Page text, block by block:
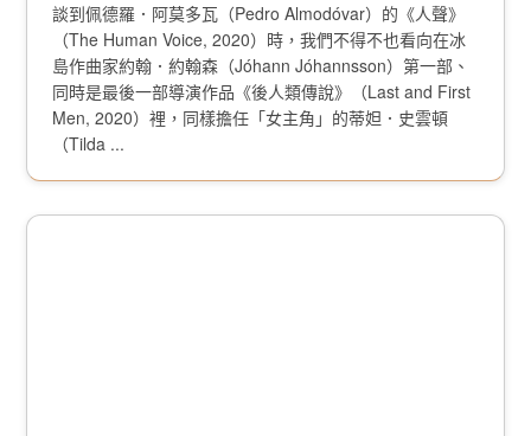
談到佩德羅．阿莫多瓦（Pedro Almodóvar）的《人聲》
（The Human Voice, 2020）時，我們不得不也看向在冰
島作曲家約翰．約翰森（Jóhann Jóhannsson）第一部、
同時是最後一部導演作品《後人類傳說》（Last and First
Men, 2020）裡，同樣擔任「女主角」的蒂妲．史雲頓
（Tilda ...